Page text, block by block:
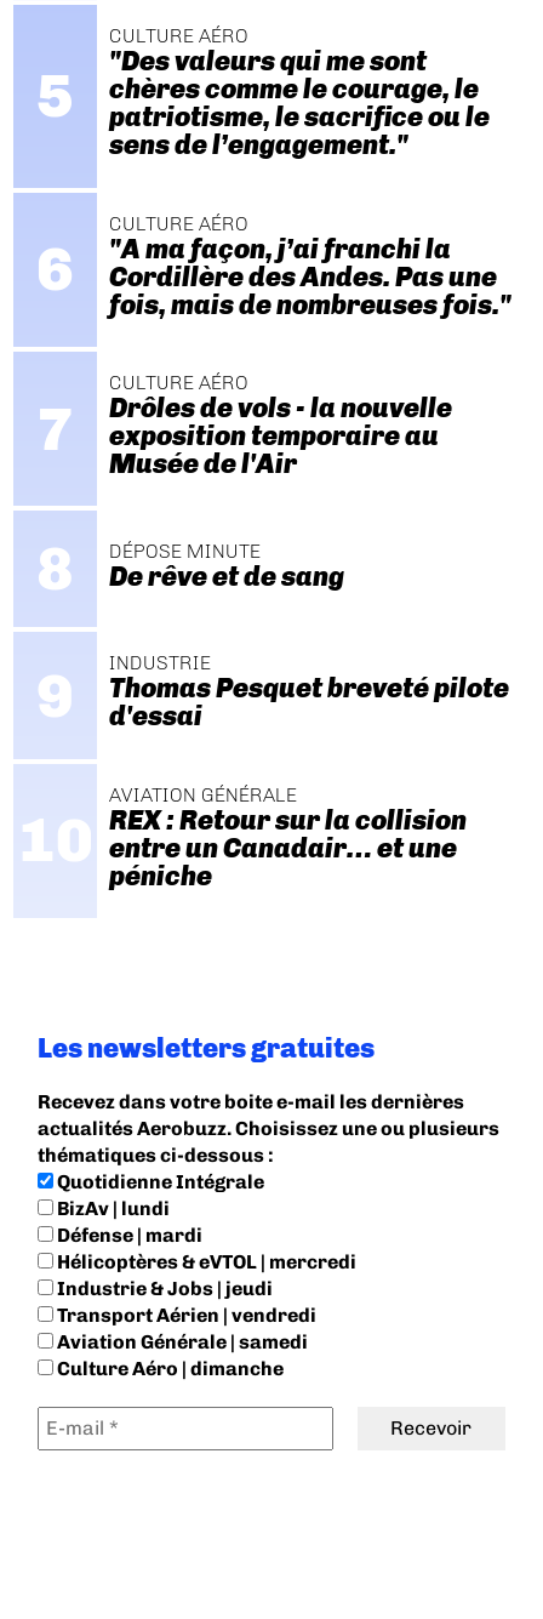
CULTURE AÉRO
"Des valeurs qui me sont
chères comme le courage, le
patriotisme, le sacrifice ou le
sens de l’engagement."
CULTURE AÉRO
"A ma façon, j’ai franchi la
Cordillère des Andes. Pas une
fois, mais de nombreuses fois."
CULTURE AÉRO
Drôles de vols - la nouvelle
exposition temporaire au
Musée de l'Air
DÉPOSE MINUTE
De rêve et de sang
INDUSTRIE
Thomas Pesquet breveté pilote
d'essai
AVIATION GÉNÉRALE
REX : Retour sur la collision
entre un Canadair… et une
péniche
Les newsletters gratuites
Recevez dans votre boite e-mail les dernières
actualités Aerobuzz. Choisissez une ou plusieurs
thématiques ci-dessous :
Quotidienne Intégrale
BizAv | lundi
Défense | mardi
Hélicoptères & eVTOL | mercredi
Industrie & Jobs | jeudi
Transport Aérien | vendredi
Aviation Générale | samedi
Culture Aéro | dimanche